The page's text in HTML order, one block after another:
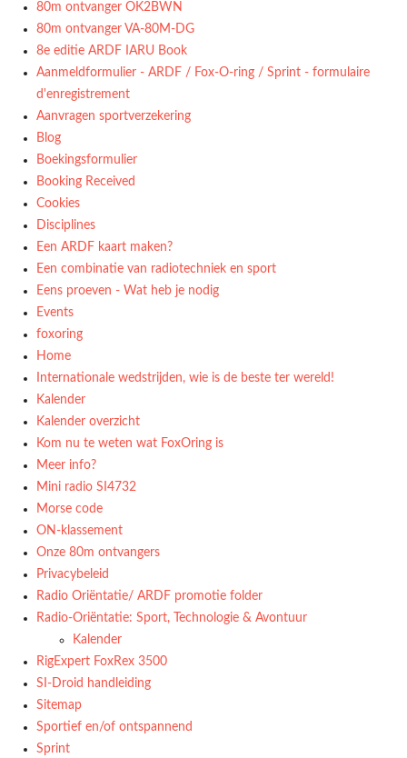
80m ontvanger OK2BWN
80m ontvanger VA-80M-DG
8e editie ARDF IARU Book
Aanmeldformulier - ARDF / Fox-O-ring / Sprint - formulaire
d'enregistrement
Aanvragen sportverzekering
Blog
Boekingsformulier
Booking Received
Cookies
Disciplines
Een ARDF kaart maken?
Een combinatie van radiotechniek en sport
Eens proeven - Wat heb je nodig
Events
foxoring
Home
Internationale wedstrijden, wie is de beste ter wereld!
Kalender
Kalender overzicht
Kom nu te weten wat FoxOring is
Meer info?
Mini radio SI4732
Morse code
ON-klassement
Onze 80m ontvangers
Privacybeleid
Radio Oriëntatie/ ARDF promotie folder
Radio‑Oriëntatie: Sport, Technologie & Avontuur
Kalender
RigExpert FoxRex 3500
SI-Droid handleiding
Sitemap
Sportief en/of ontspannend
Sprint